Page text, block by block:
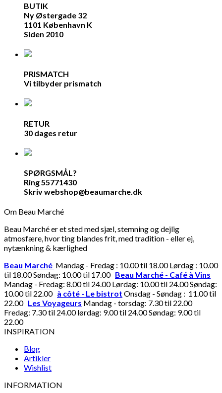
BUTIK
Ny Østergade 32
1101 København K
Siden 2010
PRISMATCH
Vi tilbyder prismatch
RETUR
30 dages retur
SPØRGSMÅL?
Ring 55771430
Skriv webshop@beaumarche.dk
Om Beau Marché
Beau Marché er et sted med sjæl, stemning og dejlig
atmosfære, hvor ting blandes frit, med tradition - eller ej,
nytænkning & kærlighed
Beau Marché Mandag - Fredag : 10.00 til 18.00 Lørdag : 10.00
til 18.00 Søndag: 10.00 til 17.00 Beau Marché - Café à Vins
Mandag - Fredag: 8.00 til 24.00 Lørdag: 10.00 til 24.00 Søndag:
10.00 til 22.00 à côté - Le bistrot Onsdag - Søndag : 11.00 til
22.00 Les Voyageurs Mandag - torsdag: 7.30 til 22.00
Fredag: 7.30 til 24.00 lørdag: 9.00 til 24.00 Søndag: 9.00 til
22.00
INSPIRATION
Blog
Artikler
Wishlist
INFORMATION